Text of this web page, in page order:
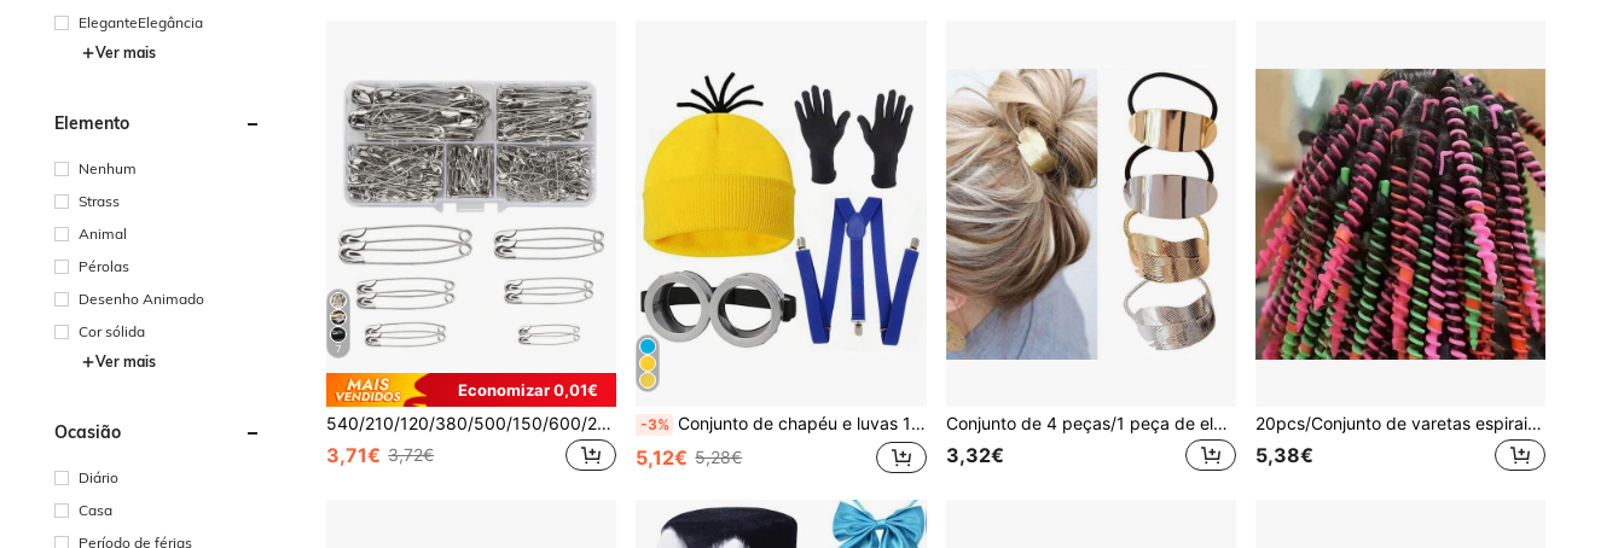
EleganteElegância
Ver mais
Elemento
Nenhum
Strass
Animal
Pérolas
Desenho Animado
Cor sólida
Ver mais
Ocasião
Diário
Casa
Período de férias
7
Economizar 0,01€
540/210/120/380/500/150/600/260/220 peças Alfinetes de em Caixa, 5 Tamanhos. Adequados para Ferramentas de Costura DIY, Fixação de Lenços de Cabeça e Lenços de Seda.
3,71€ 3,72€
-3% Conjunto de chapéu e luvas 1/2/3/5/4/6 peças, adereços de fantasia de Halloween, cosplay e jogo de papéis, melhor presente de férias para melhores amigos, decoração de ambiente de festa, decoração de festa perfeita, decoração de casa, decoração de quarto perfeita, presente de Natal, lembrança do Dia dos Namorados, estética fofa, presente do Dia dos Namorados, ornamento, decoração de casa, presente do Dia dos Namorados
5,12€ 5,28€
Conjunto de 4 peças/1 peça de elásticos para cabelo boémios minimalistas em liga metálica, design de folha, brilhantes e metálicos, acessórios para cabelo
3,32€
20pcs/Conjunto de varetas espirais para encarvar o cabelo, ferramentas DIY para penteado, acessórios para cabelo, ferramentas para penteado
5,38€